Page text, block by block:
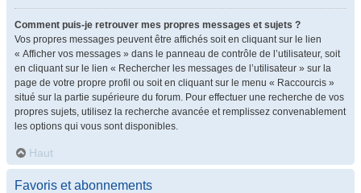
Comment puis-je retrouver mes propres messages et sujets ?
Vos propres messages peuvent être affichés soit en cliquant sur le lien
« Afficher vos messages » dans le panneau de contrôle de l’utilisateur, soit
en cliquant sur le lien « Rechercher les messages de l’utilisateur » sur la
page de votre propre profil ou soit en cliquant sur le menu « Raccourcis »
situé sur la partie supérieure du forum. Pour effectuer une recherche de vos
propres sujets, utilisez la recherche avancée et remplissez convenablement
les options qui vous sont disponibles.
Haut
Favoris et abonnements